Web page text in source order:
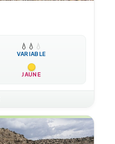
💧 💧 💧
VARIABLE
JAUNE